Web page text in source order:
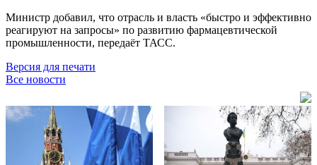
Министр добавил, что отрасль и власть «быстро и эффективно
реагируют на запросы» по развитию фармацевтической
промышленности, передаёт ТАСС.
Версия для печати
Все новости